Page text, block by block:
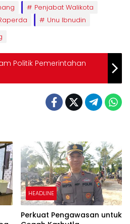
Penjabat Walikota
Unu Ibnudin
Politik Pemerintahan
HEADLINE
Perkuat Pengawasan untuk